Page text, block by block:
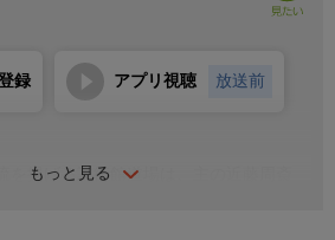
もっと見る
録 アプリ視聴 放送前
を掲げる試衛館道場は、主の近藤周斎